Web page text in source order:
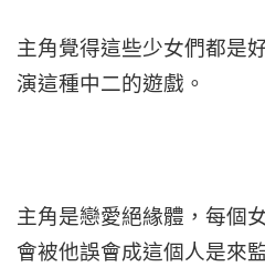
主角覺得這些少女們都是
演這種中二的遊戲。
主角是戀愛絕緣體，每個
會被他誤會成這個人是來